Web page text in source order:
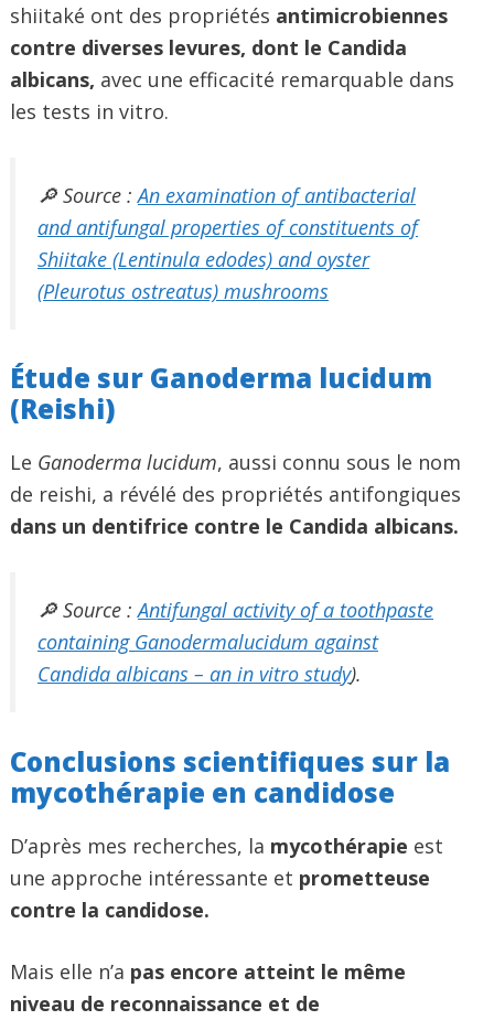
shiitaké ont des propriétés antimicrobiennes
contre diverses levures, dont le Candida
albicans, avec une efficacité remarquable dans
les tests in vitro.
🔎 Source :An examination of antibacterial
and antifungal properties of constituents of
Shiitake (Lentinula edodes) and oyster
(Pleurotus ostreatus) mushrooms
Étude sur Ganoderma lucidum
(Reishi)
Le Ganoderma lucidum, aussi connu sous le nom
de reishi, a révélé des propriétés antifongiques
dans un dentifrice contre le Candida albicans.
🔎 Source :Antifungal activity of a toothpaste
containing Ganodermalucidum against
Candida albicans – an in vitro study).
Conclusions scientifiques sur la
mycothérapie en candidose
D’après mes recherches, la mycothérapie est
une approche intéressante et prometteuse
contre la candidose.
Mais elle n’a pas encore atteint le même
niveau de reconnaissance et de